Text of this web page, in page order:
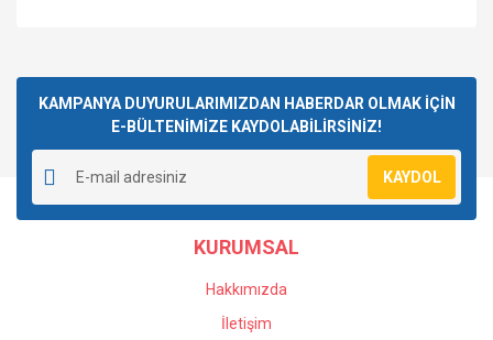
Yorum Yaz
Soru Sor
kullanarak tarafımıza iletebilirsiniz.
Görüş ve önerileriniz için teşekkür ederiz.
Ürün resmi kalitesiz, bozuk veya görüntülenemiyor.
Ürün açıklamasında eksik bilgiler bulunuyor.
Ürün bilgilerinde hatalar bulunuyor.
Ürün fiyatı diğer sitelerden daha pahalı.
KAMPANYA DUYURULARIMIZDAN HABERDAR OLMAK İÇİN
E-BÜLTENİMİZE KAYDOLABİLİRSİNİZ!
KAYDOL
KURUMSAL
Hakkımızda
İletişim